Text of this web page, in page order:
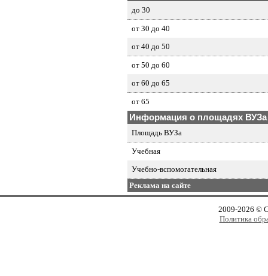
до 30
от 30 до 40
от 40 до 50
от 50 до 60
от 60 до 65
от 65
Информация о площадях ВУЗа
Площадь ВУЗа
Учебная
Учебно-вспомогательная
Реклама на сайте
2009-2026 ©
Политика